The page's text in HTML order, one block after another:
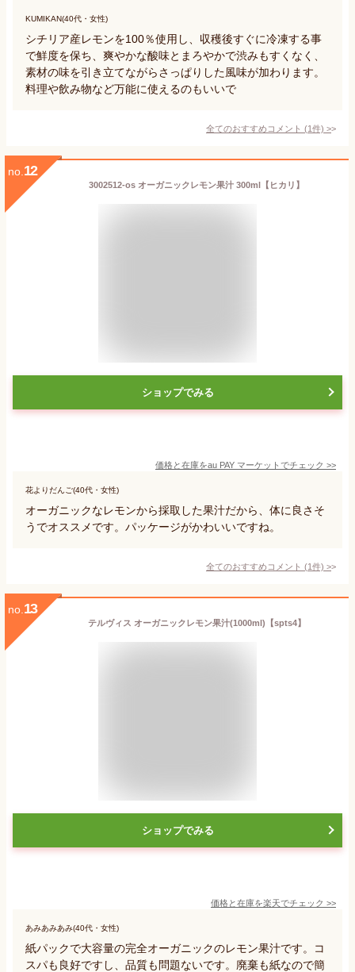
KUMIKAN(40代・女性)
シチリア産レモンを100％使用し、収穫後すぐに冷凍する事
で鮮度を保ち、爽やかな酸味とまろやかで渋みもすくなく、
素材の味を引き立てながらさっぱりした風味が加わります。
料理や飲み物など万能に使えるのもいいで
全てのおすすめコメント (1件) >
no. 12
3002512-os オーガニックレモン果汁 300ml【ヒカリ】
ショップでみる
価格と在庫をau PAY マーケット でチェック >>
花よりだんご(40代・女性)
オーガニックなレモンから採取した果汁だから、体に良さそ
うでオススメです。パッケージがかわいいですね。
全てのおすすめコメント (1件) >
no. 13
テルヴィス オーガニックレモン果汁(1000ml)【spts4】
ショップでみる
価格と在庫を楽天でチェック >>
あみあみあみ(40代・女性)
紙パックで大容量の完全オーガニックのレモン果汁です。コ
スパも良好ですし、品質も問題ないです。廃棄も紙なので簡